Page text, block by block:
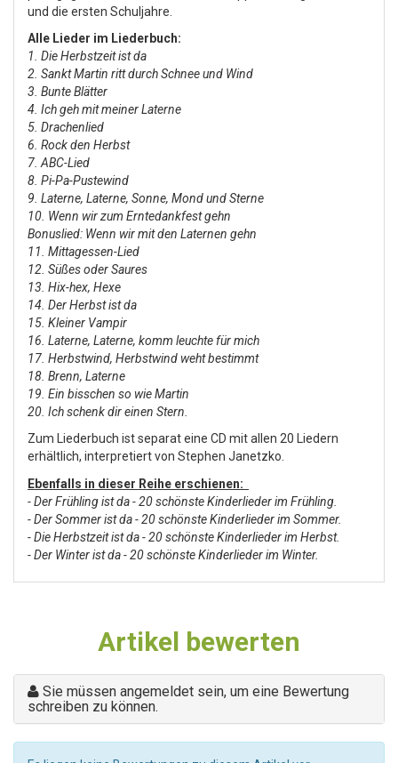
und die ersten Schuljahre.
Alle Lieder im Liederbuch:
1. Die Herbstzeit ist da
2. Sankt Martin ritt durch Schnee und Wind
3. Bunte Blätter
4. Ich geh mit meiner Laterne
5. Drachenlied
6. Rock den Herbst
7. ABC-Lied
8. Pi-Pa-Pustewind
9. Laterne, Laterne, Sonne, Mond und Sterne
10. Wenn wir zum Erntedankfest gehn
Bonuslied: Wenn wir mit den Laternen gehn
11. Mittagessen-Lied
12. Süßes oder Saures
13. Hix-hex, Hexe
14. Der Herbst ist da
15. Kleiner Vampir
16. Laterne, Laterne, komm leuchte für mich
17. Herbstwind, Herbstwind weht bestimmt
18. Brenn, Laterne
19. Ein bisschen so wie Martin
20. Ich schenk dir einen Stern.
Zum Liederbuch ist separat eine CD mit allen 20 Liedern
erhältlich, interpretiert von Stephen Janetzko.
Ebenfalls in dieser Reihe erschienen:
- Der Frühling ist da - 20 schönste Kinderlieder im Frühling.
- Der Sommer ist da - 20 schönste Kinderlieder im Sommer.
- Die Herbstzeit ist da - 20 schönste Kinderlieder im Herbst.
- Der Winter ist da - 20 schönste Kinderlieder im Winter.
Artikel bewerten
Sie müssen angemeldet sein, um eine Bewertung
schreiben zu können.